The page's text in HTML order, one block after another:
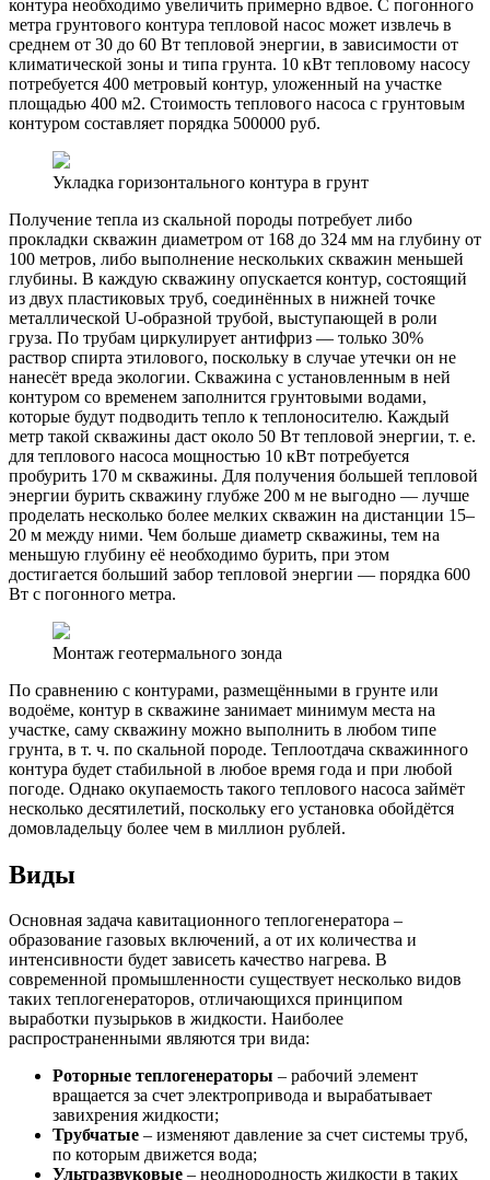
контура необходимо увеличить примерно вдвое. С погонного
метра грунтового контура тепловой насос может извлечь в
среднем от 30 до 60 Вт тепловой энергии, в зависимости от
климатической зоны и типа грунта. 10 кВт тепловому насосу
потребуется 400 метровый контур, уложенный на участке
площадью 400 м2. Стоимость теплового насоса с грунтовым
контуром составляет порядка 500000 руб.
Укладка горизонтального контура в грунт
Получение тепла из скальной породы потребует либо
прокладки скважин диаметром от 168 до 324 мм на глубину от
100 метров, либо выполнение нескольких скважин меньшей
глубины. В каждую скважину опускается контур, состоящий
из двух пластиковых труб, соединённых в нижней точке
металлической U-образной трубой, выступающей в роли
груза. По трубам циркулирует антифриз — только 30%
раствор спирта этилового, поскольку в случае утечки он не
нанесёт вреда экологии. Скважина с установленным в ней
контуром со временем заполнится грунтовыми водами,
которые будут подводить тепло к теплоносителю. Каждый
метр такой скважины даст около 50 Вт тепловой энергии, т. е.
для теплового насоса мощностью 10 кВт потребуется
пробурить 170 м скважины. Для получения большей тепловой
энергии бурить скважину глубже 200 м не выгодно — лучше
проделать несколько более мелких скважин на дистанции 15–
20 м между ними. Чем больше диаметр скважины, тем на
меньшую глубину её необходимо бурить, при этом
достигается больший забор тепловой энергии — порядка 600
Вт с погонного метра.
Монтаж геотермального зонда
По сравнению с контурами, размещёнными в грунте или
водоёме, контур в скважине занимает минимум места на
участке, саму скважину можно выполнить в любом типе
грунта, в т. ч. по скальной породе. Теплоотдача скважинного
контура будет стабильной в любое время года и при любой
погоде. Однако окупаемость такого теплового насоса займёт
несколько десятилетий, поскольку его установка обойдётся
домовладельцу более чем в миллион рублей.
Виды
Основная задача кавитационного теплогенератора –
образование газовых включений, а от их количества и
интенсивности будет зависеть качество нагрева. В
современной промышленности существует несколько видов
таких теплогенераторов, отличающихся принципом
выработки пузырьков в жидкости. Наиболее
распространенными являются три вида:
Роторные теплогенераторы – рабочий элемент
вращается за счет электропривода и вырабатывает
завихрения жидкости;
Трубчатые – изменяют давление за счет системы труб,
по которым движется вода;
Ультразвуковые – неоднородность жидкости в таких